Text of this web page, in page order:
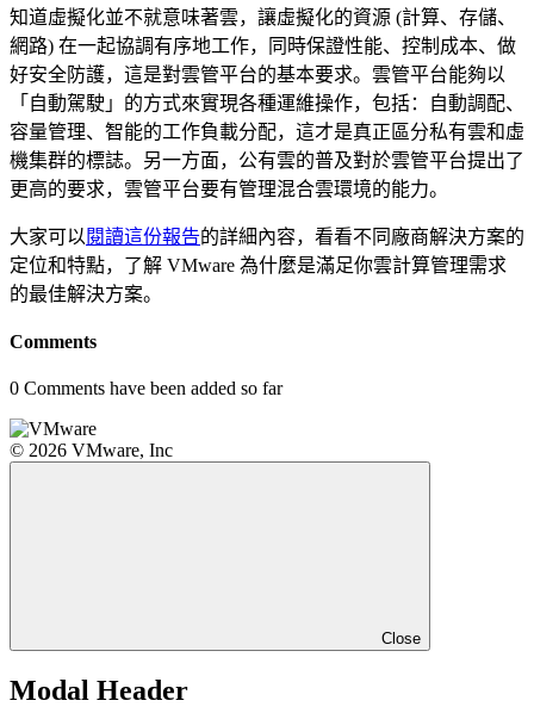
知道虛擬化並不就意味著雲，讓虛擬化的資源 (計算、存儲、
網路) 在一起協調有序地工作，同時保證性能、控制成本、做
好安全防護，這是對雲管平台的基本要求。雲管平台能夠以
「自動駕駛」的方式來實現各種運維操作，包括：自動調配、
容量管理、智能的工作負載分配，這才是真正區分私有雲和虛
機集群的標誌。另一方面，公有雲的普及對於雲管平台提出了
更高的要求，雲管平台要有管理混合雲環境的能力。
大家可以閱讀這份報告的詳細內容，看看不同廠商解決方案的
定位和特點，了解 VMware 為什麼是滿足你雲計算管理需求
的最佳解決方案。
Comments
0 Comments have been added so far
© 2026 VMware, Inc
Close
Modal Header